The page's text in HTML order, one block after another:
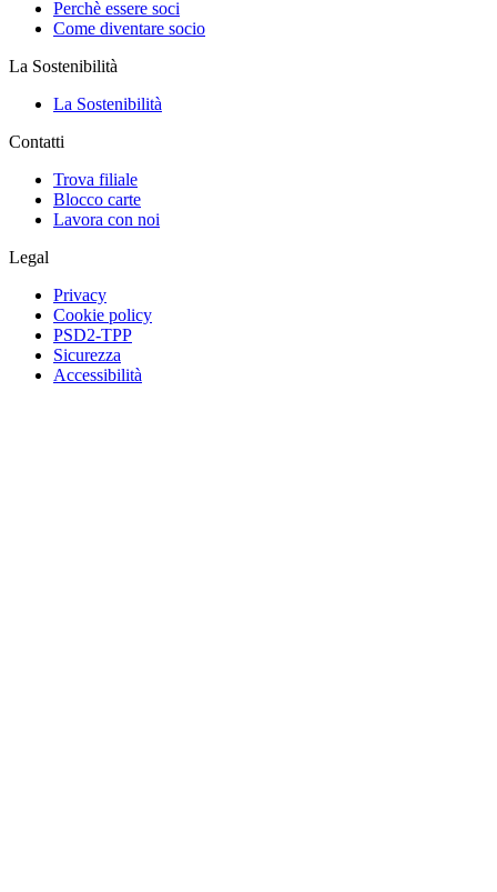
Perchè essere soci
Come diventare socio
La Sostenibilità
La Sostenibilità
Contatti
Trova filiale
Blocco carte
Lavora con noi
Legal
Privacy
Cookie policy
PSD2-TPP
Sicurezza
Accessibilità